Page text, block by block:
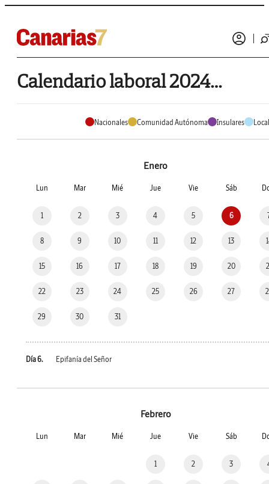
Calendario laboral 2024 de La Aldea de San Nicolás
Nacionales Comunidad Autónoma Insulares
Enero
Lun Mar Mié Jue Vie Sáb
1 2 3 4 5 6
8 9 10 11 12 13
15 16 17 18 19 20
22 23 24 25 26 27
29 30 31
Día 6. Epifanía del Señor
Febrero
Lun Mar Mié Jue Vie Sáb
1 2 3